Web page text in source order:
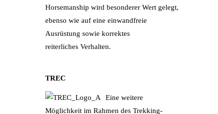
Horsemanship wird besonderer Wert gelegt,
ebenso wie auf eine einwandfreie
Ausrüstung sowie korrektes
reiterliches Verhalten.
TREC
Eine weitere
Möglichkeit im Rahmen des Trekking-